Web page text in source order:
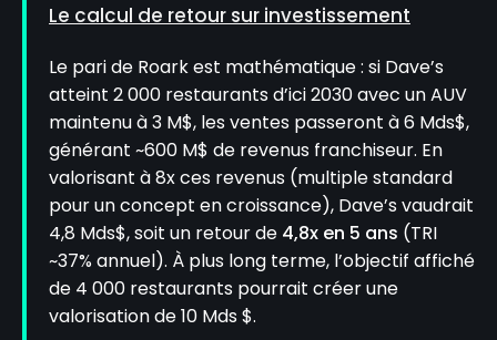
Le calcul de retour sur investissement
Le pari de Roark est mathématique : si Dave’s
atteint 2 000 restaurants d’ici 2030 avec un AUV
maintenu à 3 M$, les ventes passeront à 6 Mds$,
générant ~600 M$ de revenus franchiseur. En
valorisant à 8x ces revenus (multiple standard
pour un concept en croissance), Dave’s vaudrait
4,8 Mds$, soit un retour de 4,8x en 5 ans (TRI
~37% annuel). À plus long terme, l’objectif affiché
de 4 000 restaurants pourrait créer une
valorisation de 10 Mds $.